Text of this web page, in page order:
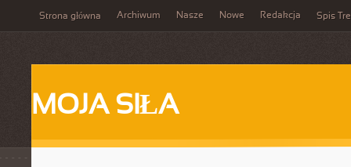
Strona główna Archiwum Nasze Nowe Redakcja Spis
MOJA SIŁA